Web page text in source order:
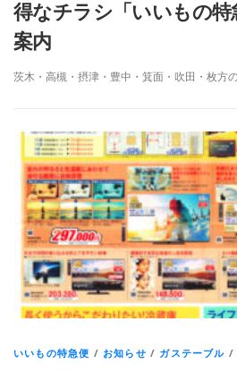
得なチラシ「いいもの特
案内
茨木・高槻・摂津・豊中・箕面・吹田・枚方
いいもの特急便 / お知らせ / ガステーブル /